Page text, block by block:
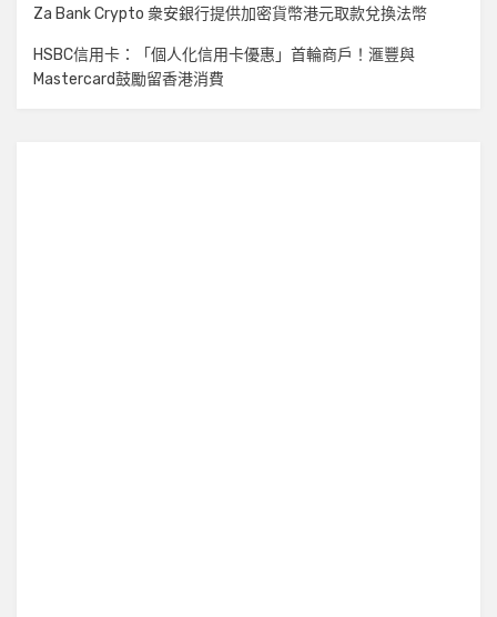
Za Bank Crypto 衆安銀行提供加密貨幣港元取款兌換法幣
HSBC信用卡：「個人化信用卡優惠」首輪商戶！滙豐與
Mastercard鼓勵留香港消費